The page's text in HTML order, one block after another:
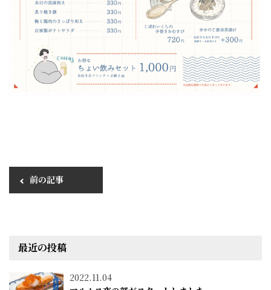
前の記事
最近の投稿
2022.11.04